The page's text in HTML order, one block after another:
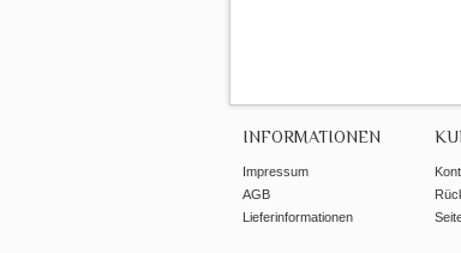
INFORMATIONEN
Impressum
AGB
Lieferinformationen